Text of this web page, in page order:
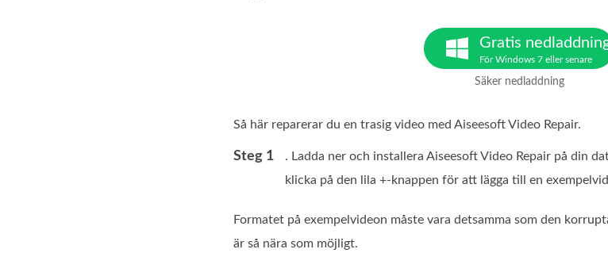
Gratis
För Windows 7 eller senare
Säker nedladdning
Så här reparerar du en trasig video med Aiseesoft Video Repair.
Steg 1
. Ladda ner och installera Aiseesoft Video Repair på din
klicka på den lila +-knappen för att lägga till en
Formatet på exempelvideon måste vara detsamma som den
är så nära som möjligt.